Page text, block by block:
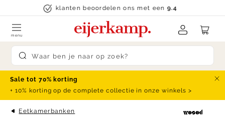
Skip to contentklanten beoordelen ons met een9.4
Submit search
menu
Sale tot 70% korting
+ 10% korting op de complete collectie in onze winkels >
Eetkamerbanken